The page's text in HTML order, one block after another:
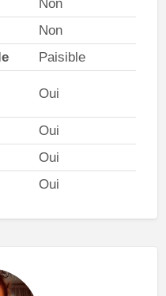
Non
Non
Paisible
Oui
Oui
Oui
Oui